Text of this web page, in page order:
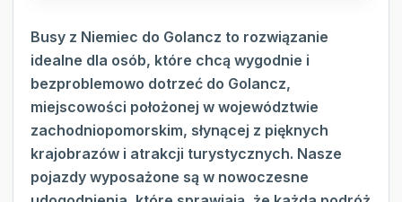
Busy z Niemiec do Golancz to rozwiązanie
idealne dla osób, które chcą wygodnie i
bezproblemowo dotrzeć do Golancz,
miejscowości położonej w województwie
zachodniopomorskim, słynącej z pięknych
krajobrazów i atrakcji turystycznych. Nasze
pojazdy wyposażone są w nowoczesne